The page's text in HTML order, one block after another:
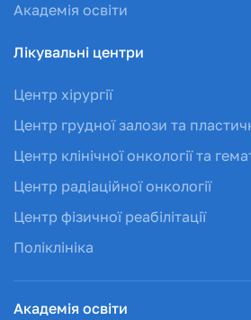
Академія освіти
Лікувальні центри
Центр хірургії
Центр грудної залози та
Центр клінічної онкології та
Центр радіаційної онкології
Центр фізичної реабілітації
Поліклініка
Академія освіти